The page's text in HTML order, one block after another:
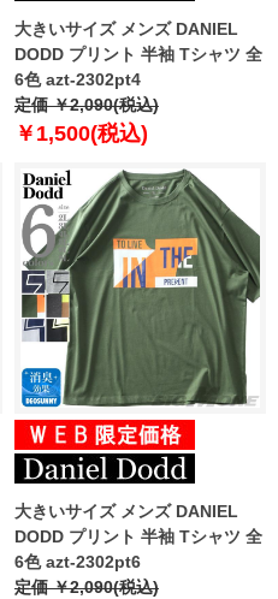
大きいサイズ メンズ DANIEL
DODD プリント 半袖 Tシャツ 全
6色 azt-2302pt4
定価 ￥2,090(税込)
￥1,500(税込)
大きいサイズ メンズ DANIEL
DODD プリント 半袖 Tシャツ 全
6色 azt-2302pt6
定価 ￥2,090(税込)